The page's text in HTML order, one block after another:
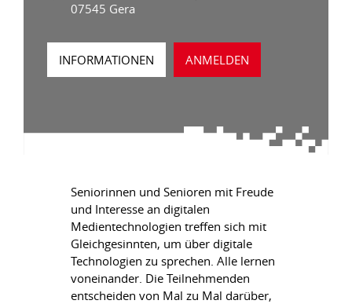
07545 Gera
INFORMATIONEN ANMELDEN
Seniorinnen und Senioren mit Freude
und Interesse an digitalen
Medientechnologien treffen sich mit
Gleichgesinnten, um über digitale
Technologien zu sprechen. Alle lernen
voneinander. Die Teilnehmenden
entscheiden von Mal zu Mal darüber,